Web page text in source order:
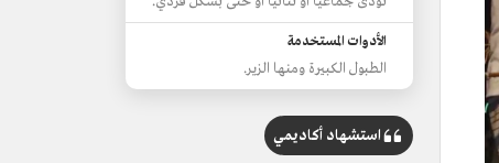
الأدوات المستخدمة
الطبول الكبيرة ومنها الزير.
استشهاد أكاديمي